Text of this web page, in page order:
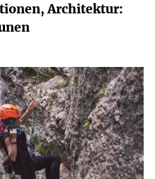
Architektur: